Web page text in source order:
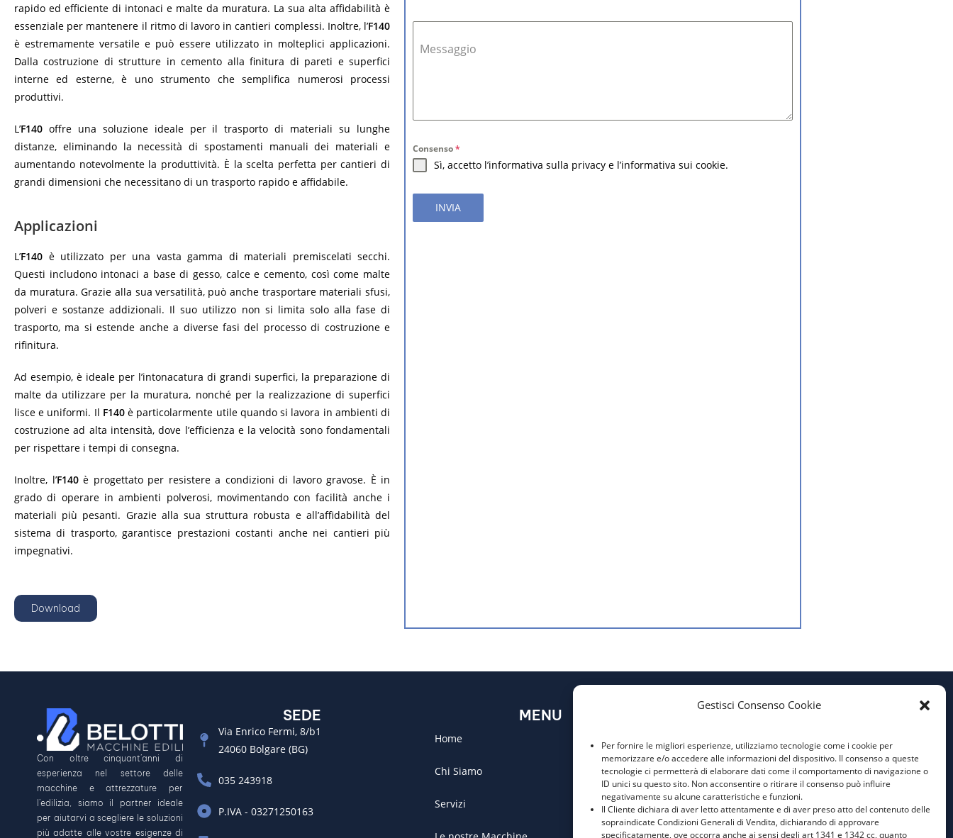
Gestisci Consenso Cookie
Per fornire le migliori esperienze, utilizziamo tecnologie come i cookie per
memorizzare e/o accedere alle informazioni del dispositivo. Il consenso a queste
tecnologie ci permetterà di elaborare dati come il comportamento di navigazione o
ID unici su questo sito. Non acconsentire o ritirare il consenso può influire
negativamente su alcune caratteristiche e funzioni.
Il Cliente dichiara di aver letto attentamente e di aver preso atto del contenuto delle
sopraindicate Condizioni Generali di Vendita, dichiarando di approvare
specificatamente, ove occorra anche ai sensi degli art 1341 e 1342 cc, quanto
rapido ed efficiente di intonaci e malte da muratura. La sua alta affidabilità è
essenziale per mantenere il ritmo di lavoro in cantieri complessi. Inoltre, l’F140
è estremamente versatile e può essere utilizzato in molteplici applicazioni.
Dalla costruzione di strutture in cemento alla finitura di pareti e superfici
interne ed esterne, è uno strumento che semplifica numerosi processi
produttivi.
L’F140 offre una soluzione ideale per il trasporto di materiali su lunghe
distanze, eliminando la necessità di spostamenti manuali dei materiali e
aumentando notevolmente la produttività. È la scelta perfetta per cantieri di
grandi dimensioni che necessitano di un trasporto rapido e affidabile.
Applicazioni
L’F140 è utilizzato per una vasta gamma di materiali premiscelati secchi.
Questi includono intonaci a base di gesso, calce e cemento, così come malte
da muratura. Grazie alla sua versatilità, può anche trasportare materiali sfusi,
polveri e sostanze addizionali. Il suo utilizzo non si limita solo alla fase di
trasporto, ma si estende anche a diverse fasi del processo di costruzione e
rifinitura.
Ad esempio, è ideale per l’intonacatura di grandi superfici, la preparazione di
malte da utilizzare per la muratura, nonché per la realizzazione di superfici
lisce e uniformi. Il F140è particolarmente utile quando si lavora in ambienti di
costruzione ad alta intensità, dove l’efficienza e la velocità sono fondamentali
per rispettare i tempi di consegna.
Inoltre, l’F140è progettato per resistere a condizioni di lavoro gravose. È in
grado di operare in ambienti polverosi, movimentando con facilità anche i
materiali più pesanti. Grazie alla sua struttura robusta e all’affidabilità del
sistema di trasporto, garantisce prestazioni costanti anche nei cantieri più
impegnativi.
Download
Messaggio
Consenso*
Sì, accetto l’informativa sulla privacy e l’informativa sui cookie.
INVIA
Con oltre cinquant’anni di
esperienza nel settore delle
macchine e attrezzature per
l’edilizia, siamo il partner ideale
per aiutarvi a scegliere le soluzioni
più adatte alle vostre esigenze di
SEDE
Via Enrico Fermi, 8/b1
24060 Bolgare (BG)
035 243918
P.IVA - 03271250163
MENU
Home
Chi Siamo
Servizi
Cookie Policy
Condizioni Generali di
Vendita
Aiuti di Stato 1